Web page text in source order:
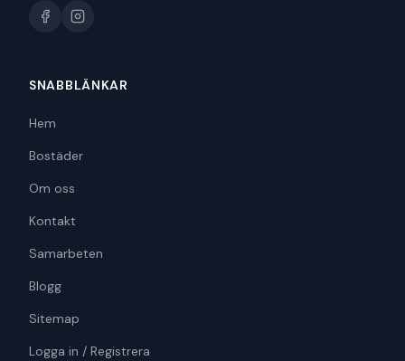
SNABBLÄNKAR
Hem
Bostäder
Om oss
Kontakt
Samarbeten
Blogg
Sitemap
Logga in / Registrera